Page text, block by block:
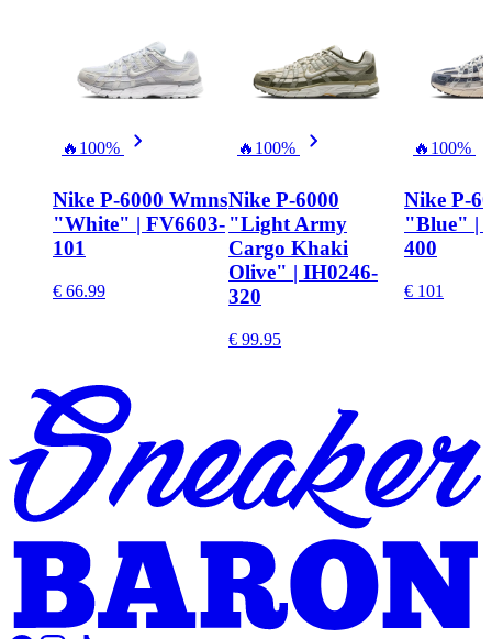
🔥 100%
Nike P-6000 Wmns
"White" | FV6603-
101
€ 66.99
🔥 100%
Nike P-6000
"Light Army
Cargo Khaki
Olive" | IH0246-
320
€ 99.95
🔥 100%
Nike P-
"Blue" |
400
€ 101